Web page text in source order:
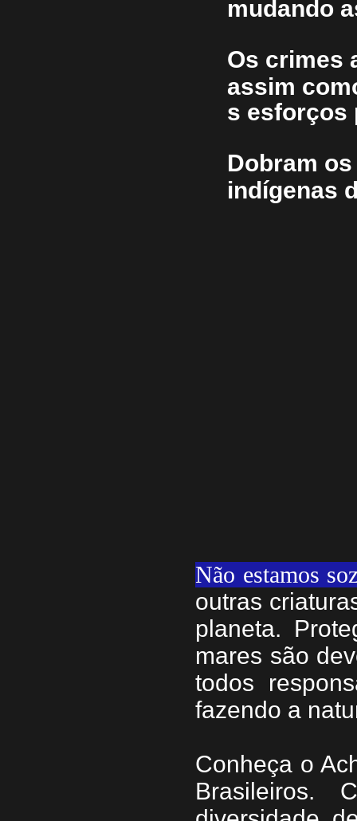
mudando
Os crimes
assim
s esforços
Dobram
indígenas
Não estamos
outras
planeta.
mares são
todos
fazendo a
Conheça oA
Brasileiros.